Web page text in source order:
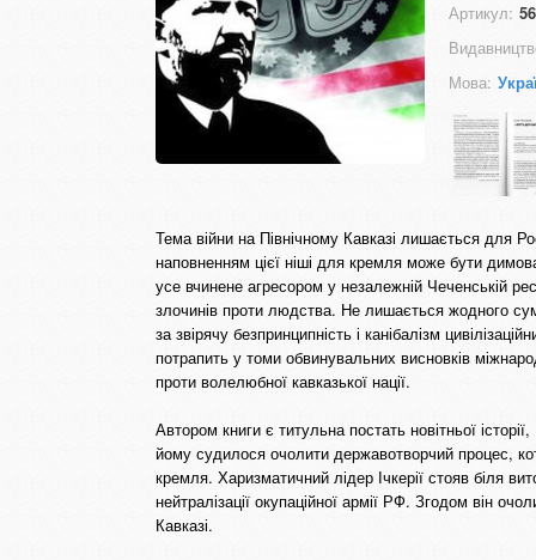
Артикул:
Мова:
Тема війни на Північному Кавказі лишається для
наповненням цієї ніші для кремля може бути
усе вчинене агресором у незалежній Чеченській
злочинів проти людства. Не лишається жодного
за звірячу безпринципність і канібалізм
потрапить у томи обвинувальних висновків
проти волелюбної кавказької нації.
Автором книги є титульна постать новітньої
йому судилося очолити державотворчий процес,
кремля. Харизматичний лідер Ічкерії стояв біля
нейтралізації окупаційної армії РФ. Згодом він
Кавказі.